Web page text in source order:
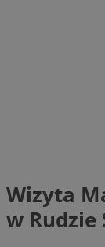
Wizyta
w Rudzie